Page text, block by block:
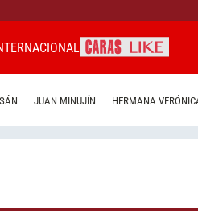
JUAN MINUJÍN HERMANA